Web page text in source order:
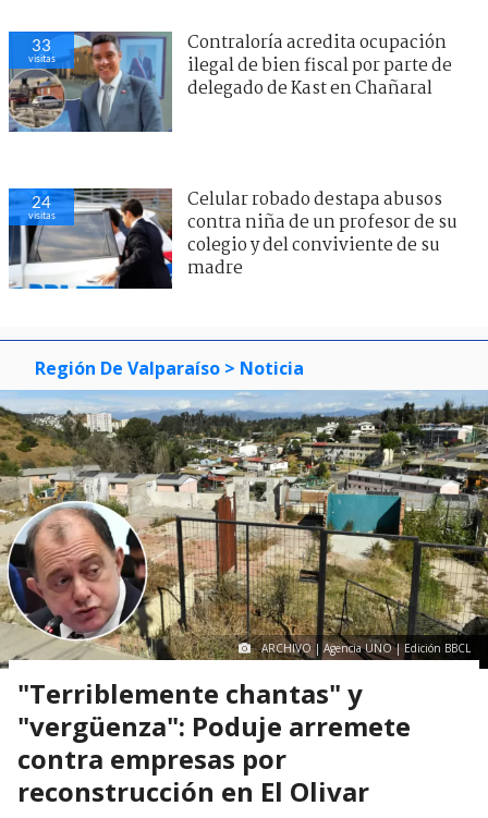
33
visitas
Contraloría acredita ocupación
ilegal de bien fiscal por parte de
delegado de Kast en Chañaral
24
visitas
Celular robado destapa abusos
contra niña de un profesor de su
colegio y del conviviente de su
madre
Región De Valparaíso > Noticia
ARCHIVO | Agencia UNO | Edición BBCL
"Terriblemente chantas" y
"vergüenza": Poduje arremete
contra empresas por
reconstrucción en El Olivar